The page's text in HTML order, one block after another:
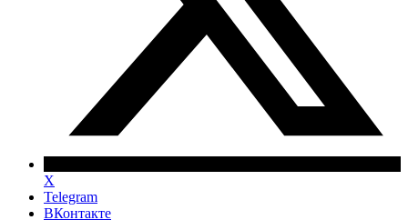
X
Telegram
ВКонтакте